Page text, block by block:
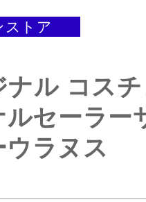
ストア
ナル コス
セーラー
ラヌス